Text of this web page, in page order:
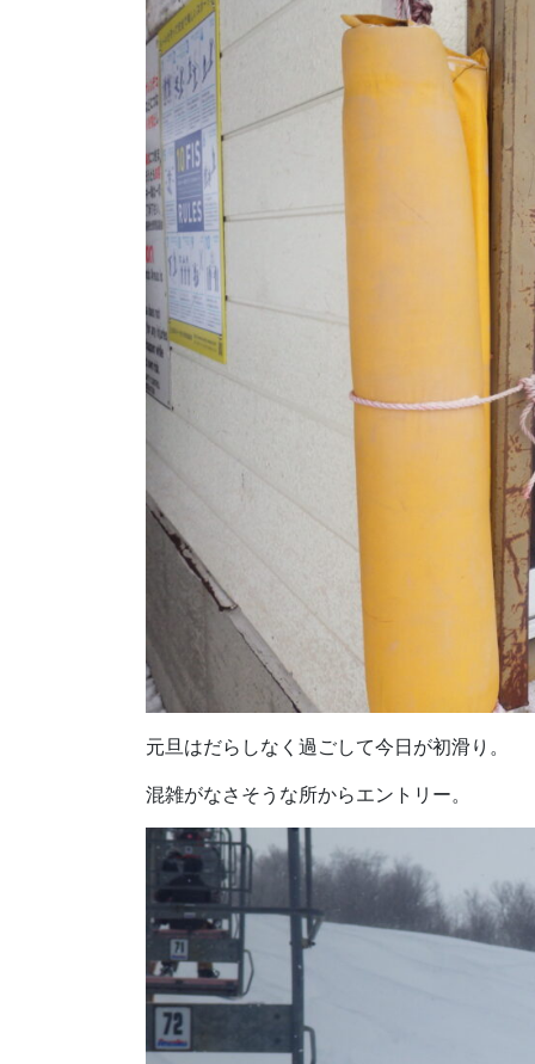
元旦はだらしなく過ごして今日が初滑り。
混雑がなさそうな所からエントリー。